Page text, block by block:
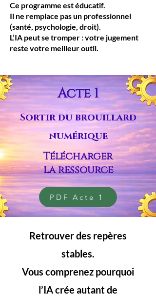
Ce programme est éducatif.
Il ne remplace pas un professionnel
(santé, psychologie, droit).
L’IA peut se tromper : votre jugement
reste votre meilleur outil.
Acte 1
Sortir du brouillard
numérique
Télécharger
la ressource
PDF Acte 1
Retrouver des repères
stables.
Vous comprenez pourquoi
l’IA crée autant de